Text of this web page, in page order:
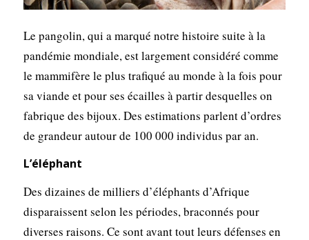
Le pangolin, qui a marqué notre histoire suite à la
pandémie mondiale, est largement considéré comme
le mammifère le plus trafiqué au monde à la fois pour
sa viande et pour ses écailles à partir desquelles on
fabrique des bijoux. Des estimations parlent d’ordres
de grandeur autour de 100 000 individus par an.
L’éléphant
Des dizaines de milliers d’éléphants d’Afrique
disparaissent selon les périodes, braconnés pour
diverses raisons. Ce sont avant tout leurs défenses en